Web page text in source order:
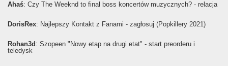
Ahaś: Czy The Weeknd to final boss koncertów muzycznych? - relacja
DorisRex: Najlepszy Kontakt z Fanami - zagłosuj (Popkillery 2021)
Rohan3d : Szopeen "Nowy etap na drugi etat" - start preorderu i
teledysk